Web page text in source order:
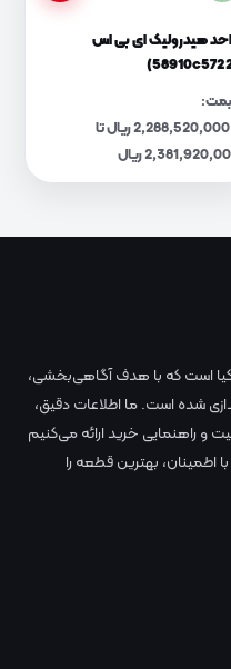
هیدرولیک ای بی اس
از 2,288,520,000 ریال تا
ریال
است که با هدف آگاهی‌بخشی،
شده است. ما اطلاعات دقیق،
و راهنمایی خرید ارائه می‌کنیم
با اطمینان، بهترین قطعه را